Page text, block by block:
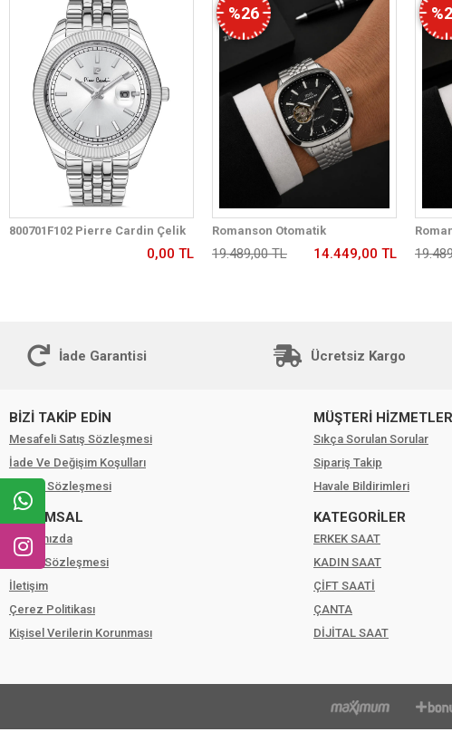
800701F102 Pierre Cardin Çelik
Kordon Erkek Kol Saati 30 Mt Su
0,00 TL
%26
Romanson Otomatik
Mekanizmalı Premium Erkek
Kol Saati 5 ATM Suya Dayanıklı 2
19.489,00 TL 14.449,00 TL
Kol
İade Garantisi Ücretsiz Kargo
BİZİ TAKİP EDİN
Mesafeli Satış Sözleşmesi
İade Ve Değişim Koşulları
Gizlilik Sözleşmesi
KURUMSAL
Hakkımızda
Üyelik Sözleşmesi
İletişim
Çerez Politikası
Kişisel Verilerin Korunması
MÜŞTERİ
Sıkça Sorulan Sorular
Sipariş Takip
Havale Bildirimleri
KATEGORİLER
ERKEK SAAT
KADIN SAAT
ÇİFT SAATİ
ÇANTA
DİJİTAL SAAT